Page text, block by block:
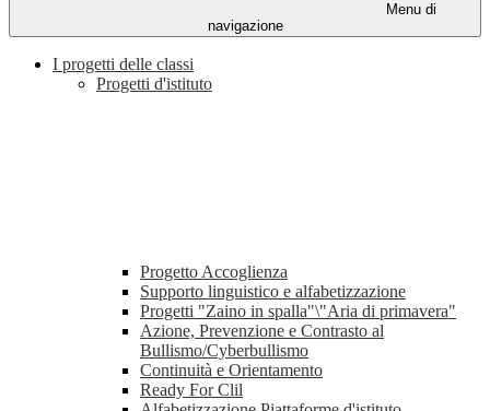
Menu di
navigazione
I progetti delle classi
Progetti d'istituto
Progetto Accoglienza
Supporto linguistico e alfabetizzazione
Progetti "Zaino in spalla"\"Aria di primavera"
Azione, Prevenzione e Contrasto al
Bullismo/Cyberbullismo
Continuità e Orientamento
Ready For Clil